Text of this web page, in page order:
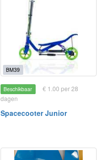
BM39
Beschikbaar
€ 1.00 per 28
dagen
Spacecooter Junior